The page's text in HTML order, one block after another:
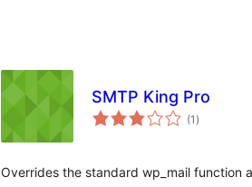
SMTP King Pro
(1 tổng
đánh
)
Overrides the standard wp_mail function